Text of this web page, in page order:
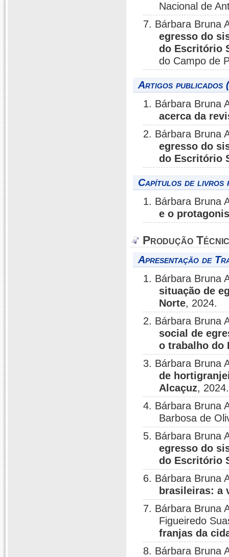
Nacional de
7. Bárbara Bruna
egresso do
do Escritório
do Campo de
Artigos publicados
1. Bárbara Bruna
acerca da
2. Bárbara Bruna
egresso do
do Escritório
Capítulos de livros
1. Bárbara Bruna
e o
Produção
Apresentação de
1. Bárbara Bruna
situação de
Norte, 2024.
2. Bárbara Bruna
social de
o trabalho do
3. Bárbara Bruna
de
Alcaçuz, 2024.
4. Bárbara Bruna
Barbosa de
5. Bárbara Bruna
egresso do
do Escritório
6. Bárbara Bruna
brasileiras: a
7. Bárbara Bruna
Figueiredo
franjas da
8. Bárbara Bruna